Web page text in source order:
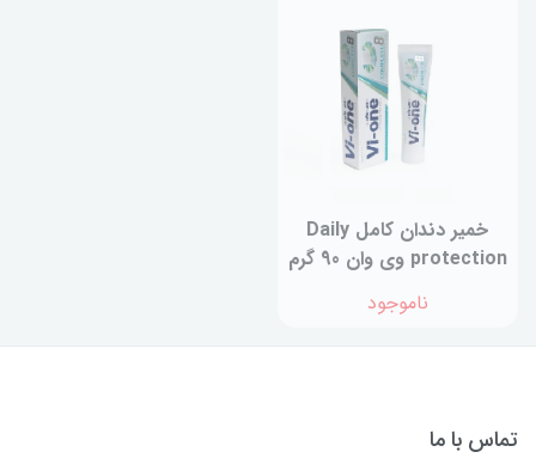
خمیر دندان کامل Daily
protection وی وان 90 گرم
ناموجود
تماس با ما